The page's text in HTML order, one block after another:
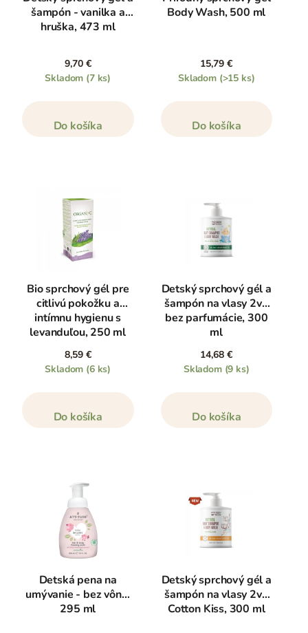
šampón - vanilka a
hruška, 473 ml
9,70 €
Skladom (7 ks)
Do košíka
Body Wash, 500 ml
15,79 €
Skladom (>15 ks)
Do košíka
Bio sprchový gél pre
citlivú pokožku a
intímnu hygienu s
levanduľou, 250 ml
8,59 €
Skladom (6 ks)
Do košíka
Detský sprchový gél a
šampón na vlasy 2v1
bez parfumácie, 300
ml
14,68 €
Skladom (9 ks)
Do košíka
Detská pena na
umývanie - bez vône,
295 ml
Detský sprchový gél a
šampón na vlasy 2v1
Cotton Kiss, 300 ml